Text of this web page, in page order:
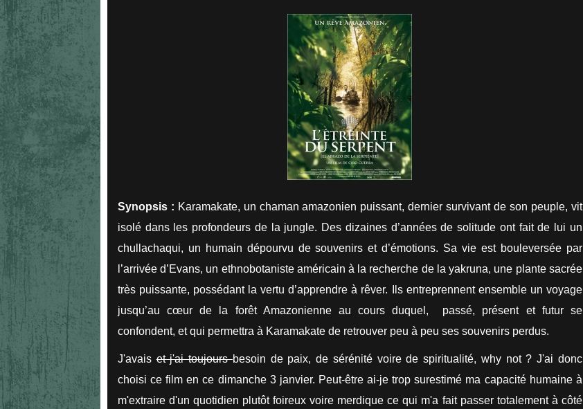
Synopsis : Karamakate, un chaman amazonien puissant, dernier survivant de son peuple, vit
isolé dans les profondeurs de la jungle. Des dizaines d’années de solitude ont fait de lui un
chullachaqui, un humain dépourvu de souvenirs et d’émotions. Sa vie est bouleversée par
l’arrivée d’Evans, un ethnobotaniste américain à la recherche de la yakruna, une plante sacrée
très puissante, possédant la vertu d’apprendre à rêver. Ils entreprennent ensemble un voyage
jusqu’au cœur de la forêt Amazonienne au cours duquel, passé, présent et futur se
confondent, et qui permettra à Karamakate de retrouver peu à peu ses souvenirs perdus.
J'avaiset j'ai toujoursbesoin de paix, de sérénité voire de spiritualité, why not ? J'ai donc
choisi ce film en ce dimanche 3 janvier. Peut-être ai-je trop surestimé ma capacité humaine à
m'extraire d'un quotidien plutôt foireux voire merdique ce qui m'a fait passer totalement à côté